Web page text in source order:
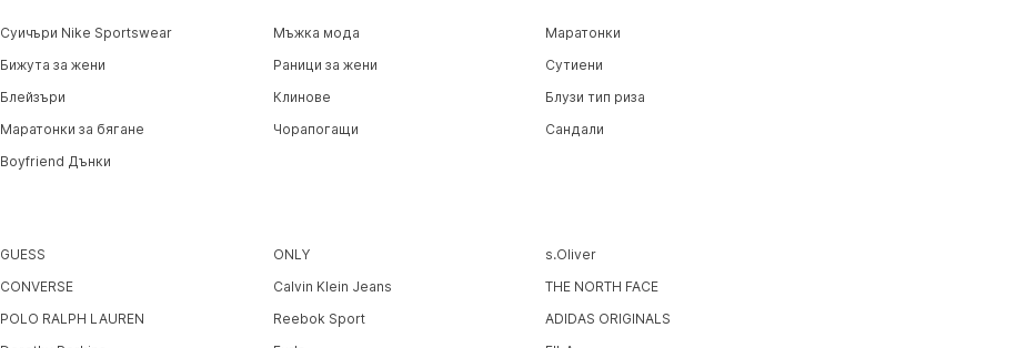
Суичъри Nike Sportswear Мъжка мода
Маратонки
Бижута за жени Раници за жени
Сутиени
Блейзъри Клинове
Блузи тип риза
Маратонки за бягане Чорапогащи
Сандали
Boyfriend Дънки
GUESS ONLY
s.Oliver
CONVERSE Calvin Klein Jeans
THE NORTH FACE
POLO RALPH LAUREN Reebok Sport
ADIDAS ORIGINALS